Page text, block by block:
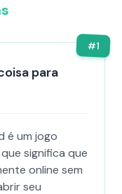
#1
para
é um jogo
significa que
online sem
seu